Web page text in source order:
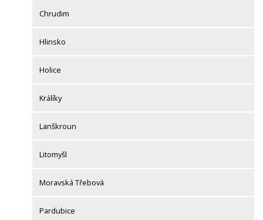
Chrudim
Hlinsko
Holice
Králíky
Lanškroun
Litomyšl
Moravská Třebová
Pardubice